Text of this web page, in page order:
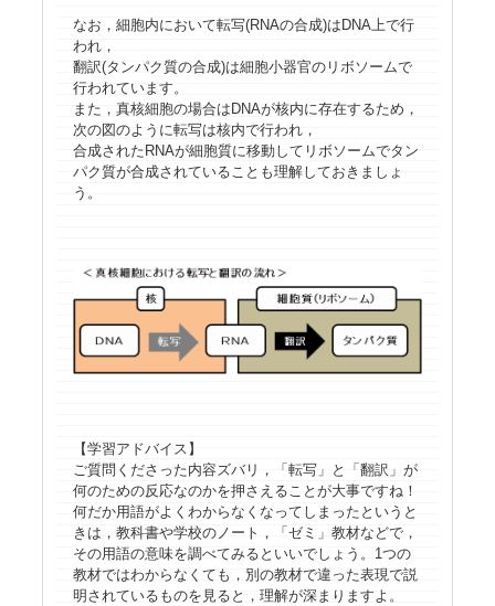
なお，細胞内において転写(RNAの合成)はDNA上で行
われ，
翻訳(タンパク質の合成)は細胞小器官のリボソームで
行われています。
また，真核細胞の場合はDNAが核内に存在するため，
次の図のように転写は核内で行われ，
合成されたRNAが細胞質に移動してリボソームでタン
パク質が合成されていることも理解しておきましょ
う。
【学習アドバイス】
ご質問くださった内容ズバリ，「転写」と「翻訳」が
何のための反応なのかを押さえることが大事ですね！
何だか用語がよくわからなくなってしまったというと
きは，教科書や学校のノート，「ゼミ」教材などで，
その用語の意味を調べてみるといいでしょう。1つの
教材ではわからなくても，別の教材で違った表現で説
明されているものを見ると，理解が深まりますよ。